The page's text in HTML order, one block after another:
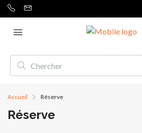
Accueil Réserve
Réserve